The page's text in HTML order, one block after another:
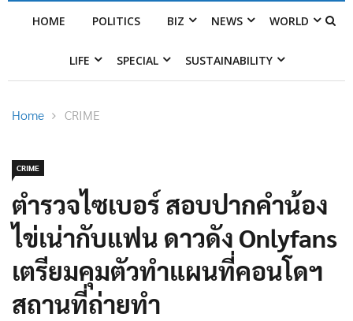
HOME POLITICS BIZ NEWS WORLD
LIFE SPECIAL SUSTAINABILITY
Home CRIME
CRIME
ตำรวจไซเบอร์ สอบปากคำน้อง
ไข่เน่ากับแฟน ดาวดัง Onlyfans
เตรียมคุมตัวทำแผนที่คอนโดฯ
สถานที่ถ่ายทำ